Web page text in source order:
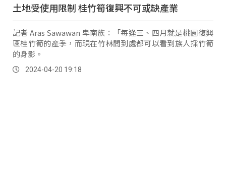
土地受使用限制 桂竹筍復興不可或缺產業
記者 Aras Sawawan 卑南族：「每逢三、四月就是桃園復興
區桂竹筍的產季，而現在竹林間到處都可以看到族人採竹筍
的身影。
2024-04-20 19:18